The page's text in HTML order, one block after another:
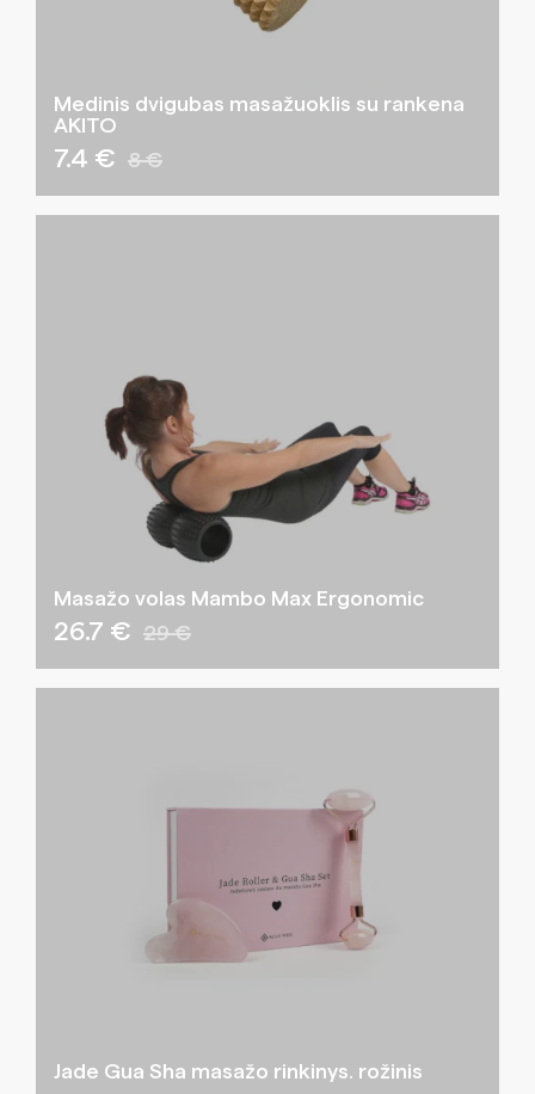
Medinis dvigubas masažuoklis su rankena
AKITO
7.4 € 8 €
Masažo volas Mambo Max Ergonomic
26.7 € 29 €
Jade Gua Sha masažo rinkinys. rožinis